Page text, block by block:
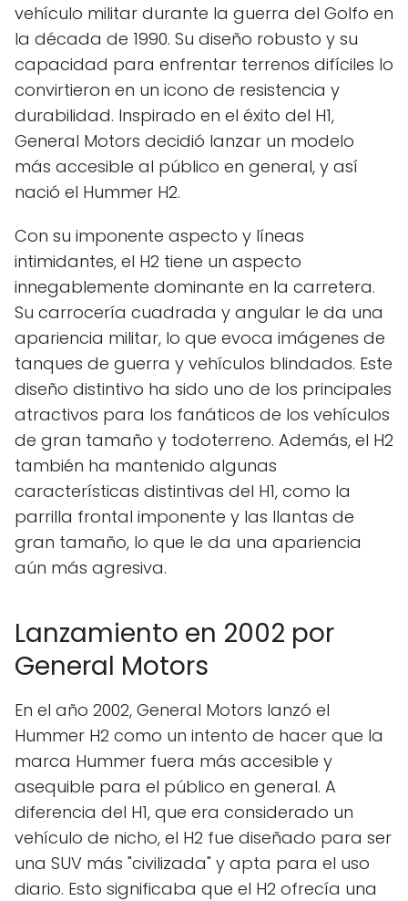
vehículo militar durante la guerra del Golfo en
la década de 1990. Su diseño robusto y su
capacidad para enfrentar terrenos difíciles lo
convirtieron en un icono de resistencia y
durabilidad. Inspirado en el éxito del H1,
General Motors decidió lanzar un modelo
más accesible al público en general, y así
nació el Hummer H2.
Con su imponente aspecto y líneas
intimidantes, el H2 tiene un aspecto
innegablemente dominante en la carretera.
Su carrocería cuadrada y angular le da una
apariencia militar, lo que evoca imágenes de
tanques de guerra y vehículos blindados. Este
diseño distintivo ha sido uno de los principales
atractivos para los fanáticos de los vehículos
de gran tamaño y todoterreno. Además, el H2
también ha mantenido algunas
características distintivas del H1, como la
parrilla frontal imponente y las llantas de
gran tamaño, lo que le da una apariencia
aún más agresiva.
Lanzamiento en 2002 por
General Motors
En el año 2002, General Motors lanzó el
Hummer H2 como un intento de hacer que la
marca Hummer fuera más accesible y
asequible para el público en general. A
diferencia del H1, que era considerado un
vehículo de nicho, el H2 fue diseñado para ser
una SUV más "civilizada" y apta para el uso
diario. Esto significaba que el H2 ofrecía una